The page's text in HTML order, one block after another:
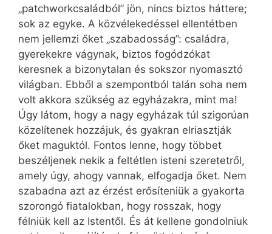
„patchworkcsaládból” jön, nincs biztos háttere;
sok az egyke. A közvélekedéssel ellentétben
nem jellemzi őket „szabadosság”: családra,
gyerekekre vágynak, biztos fogódzókat
keresnek a bizonytalan és sokszor nyomasztó
világban. Ebből a szempontból talán soha nem
volt akkora szükség az egyházakra, mint ma!
Úgy látom, hogy a nagy egyházak túl szigorúan
közelítenek hozzájuk, és gyakran elriasztják
őket maguktól. Fontos lenne, hogy többet
beszéljenek nekik a feltétlen isteni szeretetről,
amely úgy, ahogy vannak, elfogadja őket. Nem
szabadna azt az érzést erősíteniük a gyakorta
szorongó fiatalokban, hogy rosszak, hogy
félniük kell az Istentől. És át kellene gondolniuk